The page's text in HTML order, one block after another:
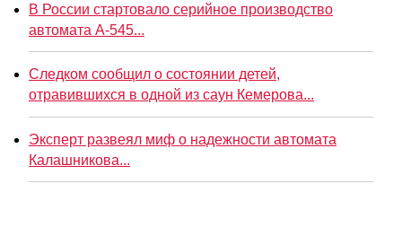
В России стартовало серийное производство
автомата А-545...
Следком сообщил о состоянии детей,
отравившихся в одной из саун Кемерова...
Эксперт развеял миф о надежности автомата
Калашникова...